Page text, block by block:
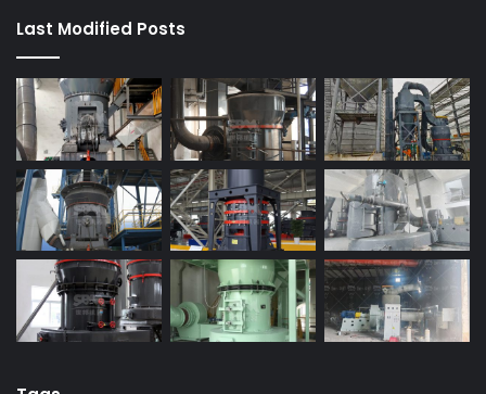
Last Modified Posts